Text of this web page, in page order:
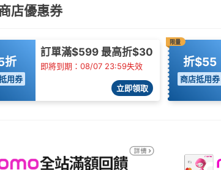
店優惠券
折
用券
訂單滿$599 最高折$30
即將到期：08/07 23:59失效
立即領取
限量
折$55
商店抵用券